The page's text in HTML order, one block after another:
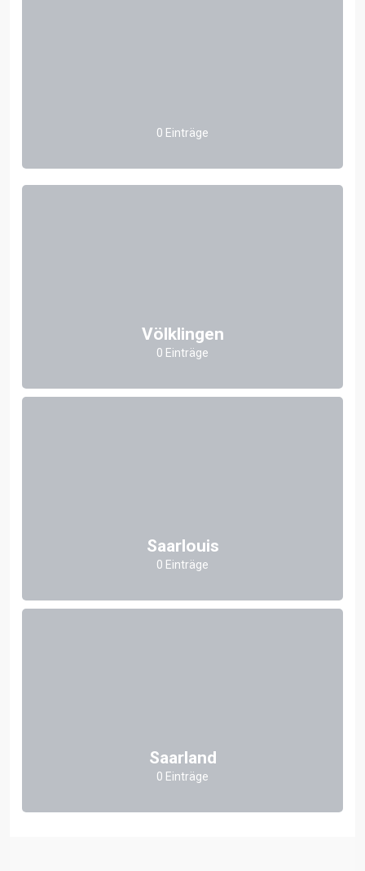
0 Einträge
Völklingen
0 Einträge
Saarlouis
0 Einträge
Saarland
0 Einträge